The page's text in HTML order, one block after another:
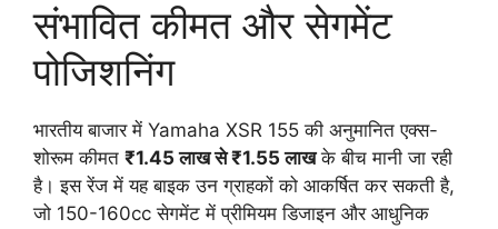
संभावित कीमत और सेगमेंट
पोजिशनिंग
भारतीय बाजार में Yamaha XSR 155 की अनुमानित एक्स-
शोरूम कीमत ₹1.45 लाख से ₹1.55 लाखके बीच मानी जा रही
है। इस रेंज में यह बाइक उन ग्राहकों को आकर्षित कर सकती है,
जो 150-160cc सेगमेंट में प्रीमियम डिजाइन और आधुनिक